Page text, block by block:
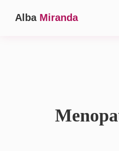
Alba Miranda